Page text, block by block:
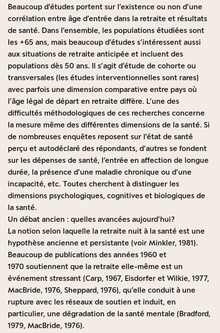
Beaucoup d’études portent sur l’existence ou non d’une
corrélation entre âge d’entrée dans la retraite et résultats
de santé. Dans l’ensemble, les populations étudiées sont
les +65 ans, mais beaucoup d’études s’intéressent aussi
aux situations de retraite anticipée et incluent des
populations dès 50 ans. Il s’agit d’étude de cohorte ou
transversales (les études interventionnelles sont rares)
avec parfois une dimension comparative entre pays où
l’âge légal de départ en retraite diffère. L’une des
difficultés méthodologiques de ces recherches concerne
la mesure même des différentes dimensions de la santé. Si
de nombreuses enquêtes reposent sur l’état de santé
perçu et autodéclaré des répondants, d’autres se fondent
sur les dépenses de santé, l’entrée en affection de longue
durée, la présence d’une maladie chronique ou d’une
incapacité, etc. Toutes cherchent à distinguer les
dimensions psychologiques, cognitives et biologiques de
la santé.
Un débat ancien : quelles avancées aujourd’hui ?
La notion selon laquelle la retraite nuit à la santé est une
hypothèse ancienne et persistante (voir Minkler, 1981).
Beaucoup de publications des années 1960 et
1970 soutiennent que la retraite elle-même est un
événement stressant (Carp, 1967, Eisdorfer et Wilkie, 1977,
MacBride, 1976, Sheppard, 1976), qu’elle conduit à une
rupture avec les réseaux de soutien et induit, en
particulier, une dégradation de la santé mentale (Bradford,
1979, MacBride, 1976).